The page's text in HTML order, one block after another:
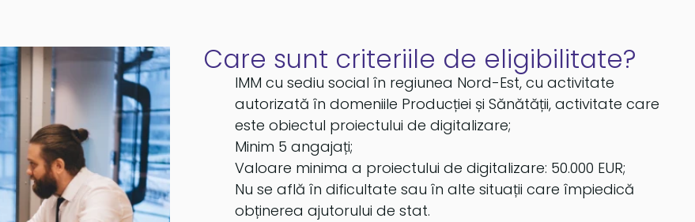
Care sunt criteriile de eligibilitate?
IMM cu sediu social în regiunea Nord-Est, cu activitate
autorizată în domeniile Producției și Sănătății, activitate care
este obiectul proiectului de digitalizare;
Minim 5 angajați;
Valoare minima a proiectului de digitalizare: 50.000 EUR;
Nu se află în dificultate sau în alte situații care împiedică
obținerea ajutorului de stat.